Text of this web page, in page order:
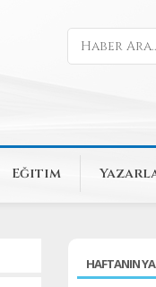
Eğitim
HAFTANIN